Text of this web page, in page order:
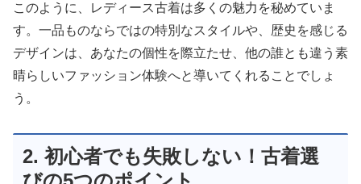
このように、レディース古着は多くの魅力を秘めていま
す。一品ものならではの特別なスタイルや、歴史を感じる
デザインは、あなたの個性を際立たせ、他の誰とも違う素
晴らしいファッション体験へと導いてくれることでしょ
う。
2. 初心者でも失敗しない！古着選